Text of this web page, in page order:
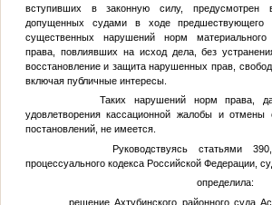
вступивших в законную силу, предусмотрен
допущенных судами в ходе предшествующего
существенных нарушений норм материального
права, повлиявших на исход дела, без
восстановление и защита нарушенных прав, свобод
включая публичные интересы.
Таких нарушений норм права,
удовлетворения кассационной жалобы и отмены
постановлений, не имеется.
Руководствуясь статьями 390,
процессуального кодекса Российской Федерации,
определила:
решение Ахтубинского районного суда